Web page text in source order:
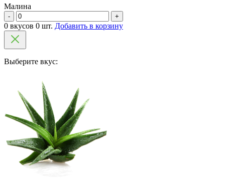
Малина
- +
0 вкусов 0 шт. Добавить в корзину
Выберите вкус: